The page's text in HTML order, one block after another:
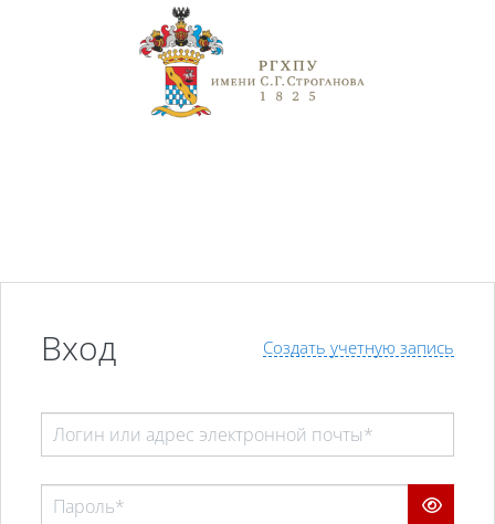
Перейти к основному содержанию
Вход Создать учетную запись